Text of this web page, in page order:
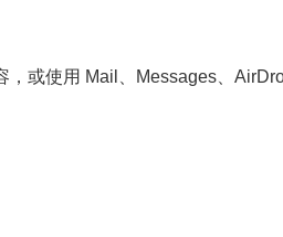
，或使用 Mail、Messages、